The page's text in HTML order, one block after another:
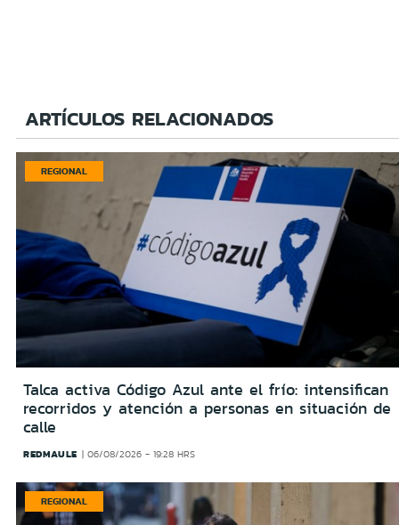
ARTÍCULOS RELACIONADOS
REGIONAL
Talca activa Código Azul ante el frío: intensifican
recorridos y atención a personas en situación de
calle
REDMAULE 06/08/2026 - 19:28 HRS
REGIONAL